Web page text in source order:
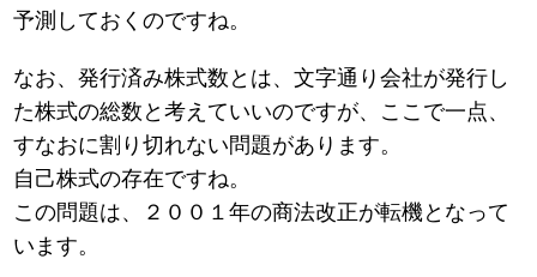
予測しておくのですね。
なお、発行済み株式数とは、文字通り会社が発行し
た株式の総数と考えていいのですが、ここで一点、
すなおに割り切れない問題があります。
自己株式の存在ですね。
この問題は、２００１年の商法改正が転機となって
います。